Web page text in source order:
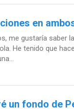
en
me gustaría saber
He tenido que
un fondo de